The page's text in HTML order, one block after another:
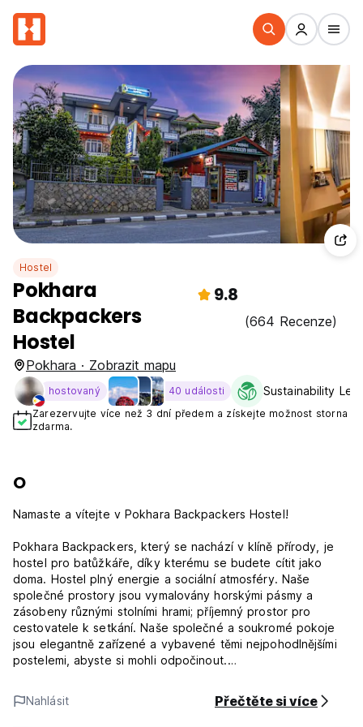
Hostel
Pokhara
Backpackers
Hostel
9.8
(664 Recenze)
Pokhara · Zobrazit mapu
hostovaný 40 události Sustainability
Zarezervujte více než 3 dní předem a získejte možnost storna
zdarma.
O
Namaste a vítejte v Pokhara Backpackers Hostel!
Pokhara Backpackers, který se nachází v klíně přírody, je
hostel pro batůžkáře, díky kterému se budete cítit jako
doma. Hostel plný energie a sociální atmosféry. Naše
společné prostory jsou vymalovány horskými pásmy a
zásobeny různými stolními hrami; příjemný prostor pro
cestovatele k setkání. Naše společné a soukromé pokoje
jsou elegantně zařízené a vybavené těmi nejpohodlnějšími
postelemi, abyste si mohli odpočinout.
Jsme jen pár minut od jezera Phewa. Začněte svůj den
bezplatnou kontinentální snídaní na střeše a zároveň se
Nahlásit Přečtěte si více